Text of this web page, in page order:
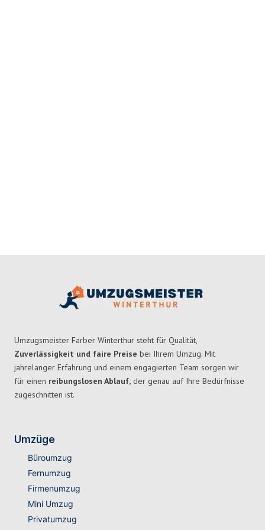
Umzugsmeister Farber Winterthur steht für Qualität,
Zuverlässigkeit und faire Preise bei Ihrem Umzug. Mit
jahrelanger Erfahrung und einem engagierten Team sorgen wir
für einen reibungslosen Ablauf, der genau auf Ihre Bedürfnisse
zugeschnitten ist.
Umzüge
Büroumzug
Fernumzug
Firmenumzug
Mini Umzug
Privatumzug